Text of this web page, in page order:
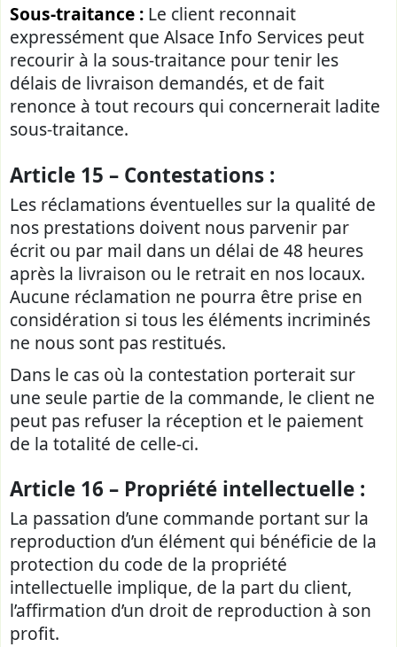
Sous-traitance : Le client reconnait
expressément que Alsace Info Services peut
recourir à la sous-traitance pour tenir les
délais de livraison demandés, et de fait
renonce à tout recours qui concernerait ladite
sous-traitance.
Article 15 – Contestations :
Les réclamations éventuelles sur la qualité de
nos prestations doivent nous parvenir par
écrit ou par mail dans un délai de 48 heures
après la livraison ou le retrait en nos locaux.
Aucune réclamation ne pourra être prise en
considération si tous les éléments incriminés
ne nous sont pas restitués.
Dans le cas où la contestation porterait sur
une seule partie de la commande, le client ne
peut pas refuser la réception et le paiement
de la totalité de celle-ci.
Article 16 – Propriété intellectuelle :
La passation d’une commande portant sur la
reproduction d’un élément qui bénéficie de la
protection du code de la propriété
intellectuelle implique, de la part du client,
l’affirmation d’un droit de reproduction à son
profit.